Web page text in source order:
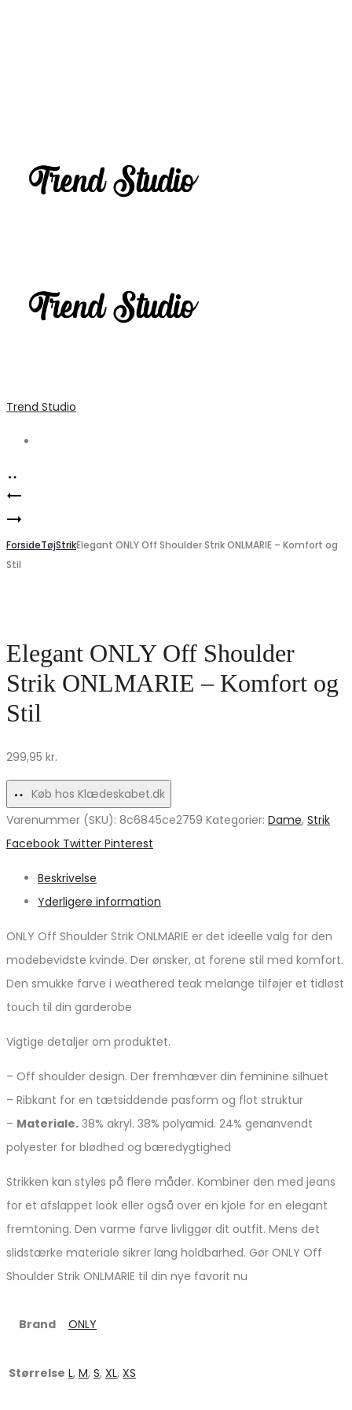
Trend Studio
Product
navigation
til
fra
PIECES
Marta
du
Chateau
MdcAnouk
8038
–
Wine
ForsideTøjStrikElegant ONLY Off Shoulder Strik ONLMARIE – Komfort og
Stil
Elegant ONLY Off Shoulder
Strik ONLMARIE – Komfort og
Stil
299,95 kr.
Køb hos Klædeskabet.dk
Varenummer (SKU): 8c6845ce2759 Kategorier: Dame, Strik
Share
Facebook Twitter Pinterest
Beskrivelse
Yderligere information
ONLY Off Shoulder Strik ONLMARIE er det ideelle valg for den
modebevidste kvinde. Der ønsker, at forene stil med komfort.
Den smukke farve i weathered teak melange tilføjer et tidløst
touch til din garderobe
Vigtige detaljer om produktet.
– Off shoulder design. Der fremhæver din feminine silhuet
– Ribkant for en tætsiddende pasform og flot struktur
– Materiale. 38% akryl. 38% polyamid. 24% genanvendt
polyester for blødhed og bæredygtighed
Strikken kan styles på flere måder. Kombiner den med jeans
for et afslappet look eller også over en kjole for en elegant
fremtoning. Den varme farve livliggør dit outfit. Mens det
slidstærke materiale sikrer lang holdbarhed. Gør ONLY Off
Shoulder Strik ONLMARIE til din nye favorit nu
Brand ONLY
Størrelse L, M, S, XL, XS